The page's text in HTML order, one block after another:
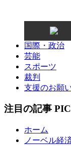
国際・政治
芸能
スポーツ
裁判
支援のお願
注目の記事
ホーム
ノーベル経